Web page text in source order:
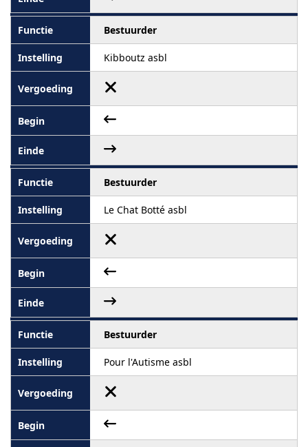
Bestuurder
Kibboutz asbl
Bestuurder
Le Chat Botté asbl
Bestuurder
Pour l'Autisme asbl